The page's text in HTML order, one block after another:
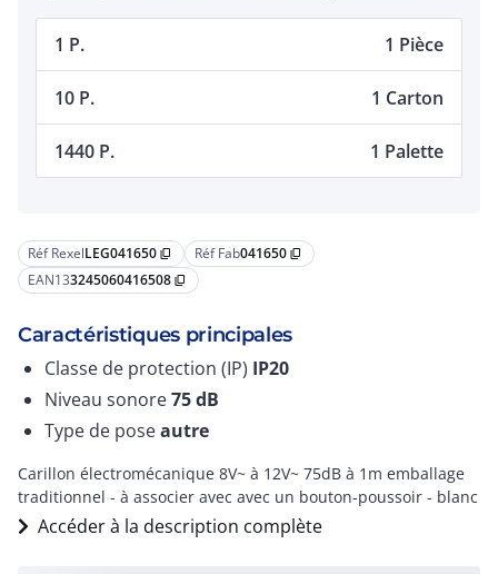
Réf RexelLEG041650 content_copy Réf Fab041650 content_copy
EAN133245060416508 content_copy
Caractéristiques principales
Classe de protection (IP) IP20
Niveau sonore75dB
Type de poseautre
Carillon électromécanique 8V~ à 12V~ 75dB à 1m emballage
traditionnel - à associer avec avec un bouton-poussoir - blanc
Accéder à la description complète
1 P. 1 Pièce
10 P. 1 Carton
1440 P. 1 Palette